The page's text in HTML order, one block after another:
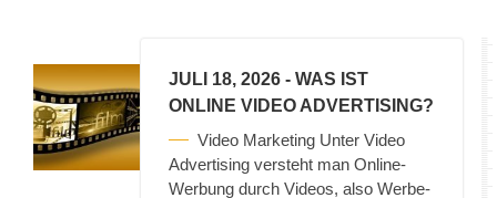
JULI 18, 2026 - WAS IST
ONLINE VIDEO ADVERTISING?
Video Marketing Unter Video
Advertising versteht man Online-
Werbung durch Videos, also Werbe-